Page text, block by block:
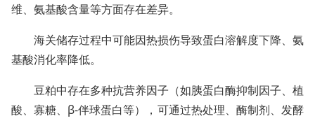
维、氨基酸含量等方面存在差异。
海关储存过程中可能因热损伤导致蛋白溶解度下降、氨
基酸消化率降低。
豆粕中存在多种抗营养因子（如胰蛋白酶抑制因子、植
酸、寡糖、β-伴球蛋白等），可通过热处理、酶制剂、发酵